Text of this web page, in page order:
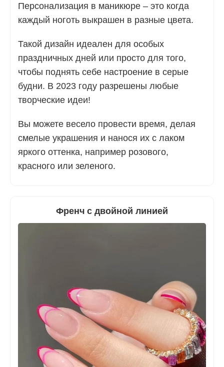
Персонализация в маникюре – это когда
каждый ноготь выкрашен в разные цвета.
Такой дизайн идеален для особых
праздничных дней или просто для того,
чтобы поднять себе настроение в серые
будни. В 2023 году разрешены любые
творческие идеи!
Вы можете весело провести время, делая
смелые украшения и нанося их с лаком
яркого оттенка, например розового,
красного или зеленого.
Френч с двойной линией